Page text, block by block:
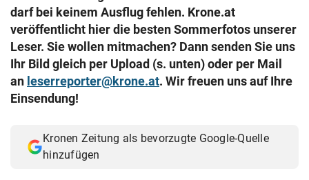
eingeben
© Krone Multimedia GmbH & Co KG 2026
Muthgasse 2, 1190 Wien
darf bei keinem Ausflug fehlen. Krone.at
veröffentlicht hier die besten Sommerfotos unserer
Leser. Sie wollen mitmachen? Dann senden Sie uns
Ihr Bild gleich per Upload (s. unten) oder per Mail
an leserreporter@krone.at. Wir freuen uns auf Ihre
Einsendung!
Kronen Zeitung als bevorzugte Google-Quelle
hinzufügen